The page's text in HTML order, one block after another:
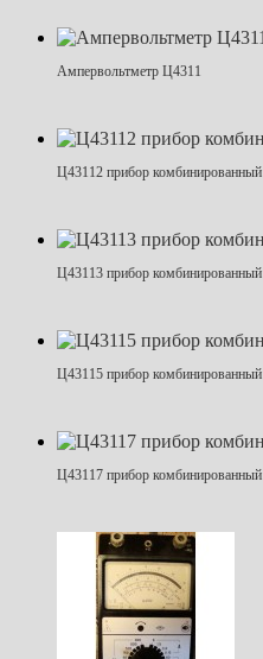
Ампервольтметр Ц4311
Ц43112 прибор комбинированный
Ц43113 прибор комбинированный
Ц43115 прибор комбинированный
Ц43117 прибор комбинированный